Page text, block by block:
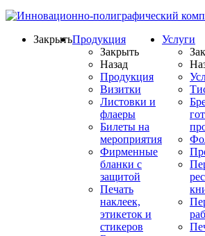
ЗакрытьПродукция
Закрыть
Назад
Продукция
Визитки
Листовки и
флаеры
Билеты на
мероприятия
Фирменные
бланки с
защитой
Печать
наклеек,
этикеток и
стикеров
Услуги